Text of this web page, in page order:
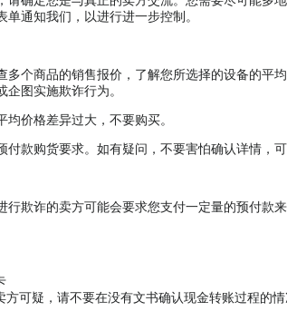
通知我们，以进行进一步控制。
多个商品的销售报价，了解您所选择的设备的平
图实施欺诈行为。
价格差异过大，不要购买。
付款购货要求。如有疑问，不要害怕确认详情，
行欺诈的卖方可能会要求您支付一定量的预付款
可疑，请不要在没有文书确认现金转账过程的情